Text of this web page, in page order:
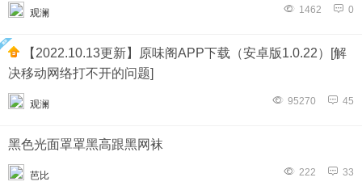
观澜 1462 0
决移动网络打不开的问题]
观澜 95270 45
黑色光面罩罩黑高跟黑网袜
芭比 222 33